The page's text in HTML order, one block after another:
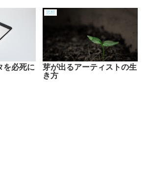
を必死に
思想
芽が出るアーティストの生
き方